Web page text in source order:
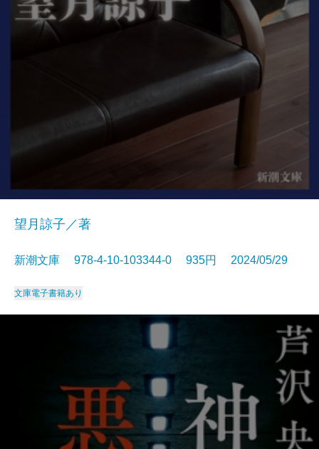
望月諒子／著
新潮文庫 978-4-10-103344-0 935円 2024/05/29
文庫電子書籍あり